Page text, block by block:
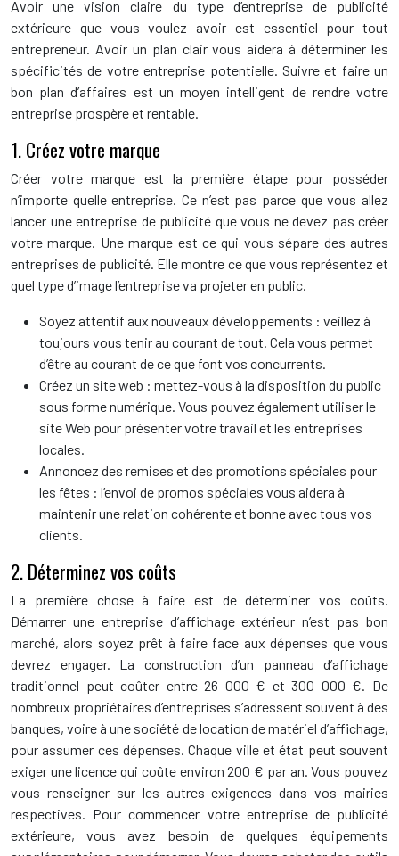
Avoir une vision claire du type d’entreprise de publicité
extérieure que vous voulez avoir est essentiel pour tout
entrepreneur. Avoir un plan clair vous aidera à déterminer les
spécificités de votre entreprise potentielle. Suivre et faire un
bon plan d’affaires est un moyen intelligent de rendre votre
entreprise prospère et rentable.
1. Créez votre marque
Créer votre marque est la première étape pour posséder
n’importe quelle entreprise. Ce n’est pas parce que vous allez
lancer une entreprise de publicité que vous ne devez pas créer
votre marque. Une marque est ce qui vous sépare des autres
entreprises de publicité. Elle montre ce que vous représentez et
quel type d’image l’entreprise va projeter en public.
Soyez attentif aux nouveaux développements : veillez à
toujours vous tenir au courant de tout. Cela vous permet
d’être au courant de ce que font vos concurrents.
Créez un site web : mettez-vous à la disposition du public
sous forme numérique. Vous pouvez également utiliser le
site Web pour présenter votre travail et les entreprises
locales.
Annoncez des remises et des promotions spéciales pour
les fêtes : l’envoi de promos spéciales vous aidera à
maintenir une relation cohérente et bonne avec tous vos
clients.
2. Déterminez vos coûts
La première chose à faire est de déterminer vos coûts.
Démarrer une entreprise d’affichage extérieur n’est pas bon
marché, alors soyez prêt à faire face aux dépenses que vous
devrez engager. La construction d’un panneau d’affichage
traditionnel peut coûter entre 26 000 € et 300 000 €. De
nombreux propriétaires d’entreprises s’adressent souvent à des
banques, voire à une société de location de matériel d’affichage,
pour assumer ces dépenses. Chaque ville et état peut souvent
exiger une licence qui coûte environ 200 € par an. Vous pouvez
vous renseigner sur les autres exigences dans vos mairies
respectives. Pour commencer votre entreprise de publicité
extérieure, vous avez besoin de quelques équipements